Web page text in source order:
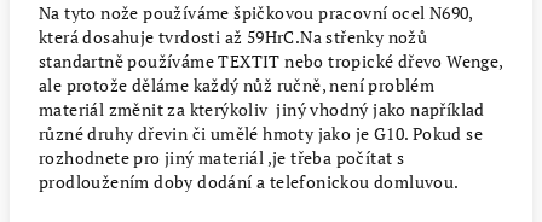
Na tyto nože používáme špičkovou pracovní ocel N690,
která dosahuje tvrdosti až 59HrC.Na střenky nožů
standartně používáme TEXTIT nebo tropické dřevo Wenge,
ale protože děláme každý nůž ručně, není problém
materiál změnit za kterýkoliv jiný vhodný jako například
různé druhy dřevin či umělé hmoty jako je G10. Pokud se
rozhodnete pro jiný materiál ,je třeba počítat s
prodloužením doby dodání a telefonickou domluvou.